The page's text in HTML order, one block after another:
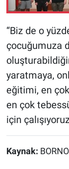
“Biz de o
çocuğumuza
yaratmaya,
eğitimi, en
en çok
için
Kaynak: